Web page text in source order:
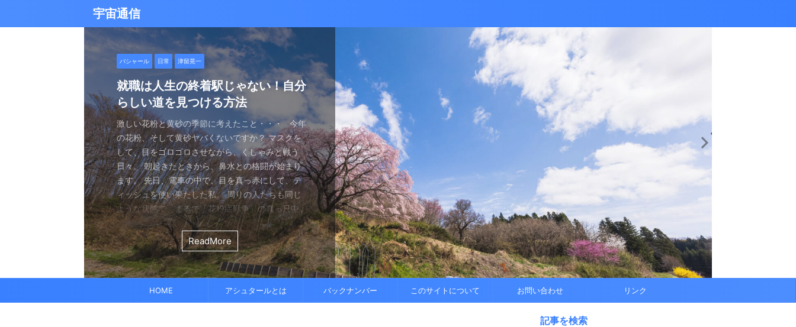
宇宙通信
日常 津留晃一
雨の日の恵み：心に降る静かな癒し
雨の音を聞いたことはありますか？ 窓ガラスを叩
く優しい音、屋根を打つリズミカルな音、 そして
地面に落ちる繊細な音。 それぞれが奏でるハーモ
ニーは、 私たちの心に特別な空間を作り出してく
れます。 雨は大地だけでなく、心も潤す 今日は何
となく、 降り続ける雨を眺めていました。 最初は
予定していた釣りができなくなり、少し残念に思い
ました。 でも、温かいコーヒーを入れ、 窓辺に座
って雨景色を眺めていると、不思議と心が落ち着い
てきたのです。 雨は自然界の浄化装置です。 土埃
を洗い流し、植物に命の水を与え、空気を清 ...
ReadMore
バシャール 日常 津留晃一
就職は人生の終着駅じゃない！自分
らしい道を見つける方法
激しい花粉と黄砂の季節に考えたこと・・・ 今年
の花粉、そして黄砂ヤバくないですか？ マスクを
して、目をゴロゴロさせながら、くしゃみと戦う
日々。 朝起きたときから、鼻水との格闘が始まり
ます。 先日、電車の中で、目を真っ赤にして、テ
ィッシュを使い果たした私。 周りの人たちも同じ
ような状態で、まるで「花粉症戦争」の真っ只中。
そんな辛い朝、ふと考えました。 この花粉症との
戦いって、進学や就職前の気持ちに似ているな、
と。 先の見えない不安、どうしようもない状況、
でも、どこかで希望を感じる——そんな ...
ReadMore
Healy 日常
ヒーリーを買うべきか迷っているあ
なたへ。実際に使ってみた感想と注
意点
近年、Healy（ヒーリー）という量子波動調整器が
注目を集めています。 私自身もこのデバイスを2年
以上前に購入し、所有しており、 その使用経験を
踏まえて、さらに詳しくお伝えしたいと思います。
Healyの仕組みと機能 Healyは、微弱な電流と周波
数を用いて、 心身のバランスを整えることを目的
としたウェアラブルデバイスです。 専用のアプリ
と連携し、電極を介して身体に微弱な電流を流すこ
とで、 個人の必要とする周波数を分析・適用しま
す。 これにより、エネルギーバランスを整えると
ReadMore
バシャール 日常
エネルギーの法則 〜最近どハマり
していました〜
最近、めちゃくちゃYouTubeやSNSを見ていたの
ですが、 気づいたら政治とか社会問題のニュース
ばかり見ていました。 特にトランプの発言やDSの
悪行、財務省解体、１０３万円の壁など・・・・。
別にそれを見て何かが解決できるわけではないの
に、 どんどんハマってしまいました。 なんだか、
自分の心のモヤモヤを代弁してくれる感じがするの
でしょうか？ つい次々と見てしまうのです。 そし
て、気づいたら めちゃくちゃ波動が下がっていま
した！（笑） どうして気づいたのかといえば ...
ReadMore
日常
現実を変える
最近疲れ気味です。 というのも、現実とは何か？
結構悩むんですよね。 自分の理想の姿を考える
と、 今、全然そうなっていない。 地位も名誉もな
い。お金もない。自由もない（笑） でもねぇ、 た
まにそれでもいいわと思える時もあるんです。 そ
んなことは問題じゃなくて、 今ここに生きている
ことだけで幸せという時がある。 それは、どうい
うときかといえば 今ここにいる時 今に集中して、
今を楽しんでいるとき。 先日ワカサギ釣りに行き
ました。 氷に穴をあけて糸を垂らすやつ。 &nb ...
ReadMore
日常
今、ここにいること
２０２５年あけましておめでとうございます。 今
年もよろしくお願い致します。 とはいえ、近年お
正月という感覚はありませんね。 いつの間にか年
が明けて、 いつの間にか過ぎ去っていく。 なんて
書くと、新年から暗いかな（笑） まあ、それだけ
歳をとったということでしょう。 昨年末は結構忙
しくてきつかったのですが、 年始は暇。 暇になる
と思うことはありますよね。 自分は今ここを生き
ているのか？ 我々の現実は今ここだけなのです
が、 未来を見ちゃったり、過去を悔んだり &nbsp
...
ReadMore
Healy 日常 津留晃一
もしかしてだけどHealy（量子波動
調整器）のせいなの？
ちょっと前に 最近ヒーリー（Healy）つかってない
なー みたいなブログを書いたと思います。 Healy
とは Healyはドイツで研究開発され、製造された最
新の人工知能を利用した 健康をサポートする製品
です。 弱い電気パルスを使用して体をよりバラン
スのとれた状態にする、 周波数応用のアイデアに
基づいて設計された小型の電子デバイスです。 細
胞レベルで人体を調整し、健康的な生活をサポート
します。 そうなんです。 あんまり使っていませ
ん。 というのも しばらく意欲というか、やる気が
なくて だらだら ...
ReadMore
日常
iPad 第10世代買いました
アマゾンのブラックフライデー Ipadが安くなって
いましたね。 ということで第１０世代（無印）購
入してしまいました。 これで今まで使っていた
ipad Pro(初代）とはおさらばです。 特に困ってい
たわけでもなく、iPad自体はほとんど使っていなか
ったので 変えなくても良かったのですが、 気分で
す（笑） こういうの重要ですよね。 気分が乗った
からやるというノリ。 実際変えてみてUSBーC端
子はすごくいい。 Lightningの呪縛から解放される
のだけでも めちゃくちゃいい。 &n ...
ReadMore
Healy 日常
久し振りにHealy（ヒーリー）量子
波動調整器について
久しぶりにHealy（ヒーリー）量子波動調整器につ
いて触れてみる。 こちら小さい割には結構高いデ
バイスです。 買う時も結構迷いました。 でもねぇ
やっぱり限られた人生 波動を良くして豊かな人生
を送りたいじゃないですか。 だから、多少の投資
は仕方ないし 試してみないとわからないと購入し
ました。 それでです。 一年ぐらいはほどほどに使
っていたのはいたのですが、 やはり実感がね。 良
くなっているという実感が乏しい。 これ、たぶん
宗教と同じで 一人でやっているからだと思う。 近
くに何人か使っている人がいれば、 体 ...
ReadMore
日常
大谷さんの通訳、水原さんの解雇に
思う
ちょっとびっくりしました。 多分今、かなり有名
な通訳だと思う水原さんが解雇されたようです。
それも違法賭博か・・・ 違法かどうかは別として
賭博が原因で解雇とは・・・ とってもつらい。 自
分は特に野球が好きとか 大谷さんが好きというな
わけではないし、 水原さんに思い入れがあるわけ
でもない。 でもねえ・・・ 今の水原さんの気持ち
を考えるとなんかつらい。 というのも、多額の借
金を背負いながら 何とかしたいと日々思いながら
一生懸命仕事していたわけでしょ。 ...
ReadMore
HOME アシュタールとは バックナンバー このサイトについて お問い合わせ リンク
記事を検索